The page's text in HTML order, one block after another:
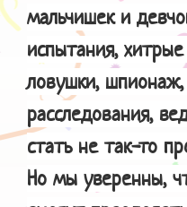
мальчишек и
испытания,
ловушки,
расследования,
стать не так-то
Но мы уверенны,